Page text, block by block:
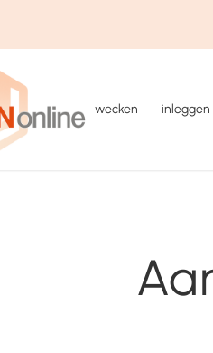
wecken inleggen